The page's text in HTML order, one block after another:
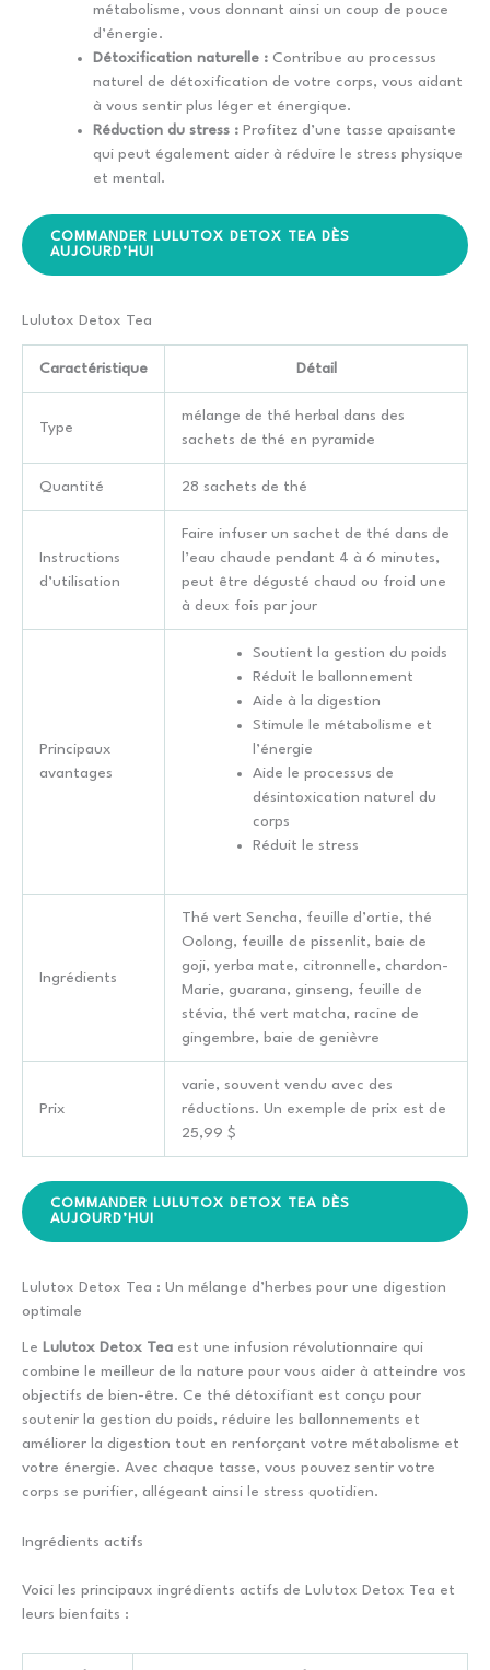
métabolisme, vous donnant ainsi un coup de pouce
d’énergie.
Détoxification naturelle : Contribue au processus
naturel de détoxification de votre corps, vous aidant
à vous sentir plus léger et énergique.
Réduction du stress : Profitez d’une tasse apaisante
qui peut également aider à réduire le stress physique
et mental.
COMMANDER LULUTOX DETOX TEA DÈS
AUJOURD’HUI
Lulutox Detox Tea
Caractéristique Détail
Type
mélange de thé herbal dans des
sachets de thé en pyramide
Quantité 28 sachets de thé
Instructions
d’utilisation
Faire infuser un sachet de thé dans de
l’eau chaude pendant 4 à 6 minutes,
peut être dégusté chaud ou froid une
à deux fois par jour
Principaux
avantages
Soutient la gestion du poids
Réduit le ballonnement
Aide à la digestion
Stimule le métabolisme et
l’énergie
Aide le processus de
désintoxication naturel du
corps
Réduit le stress
Ingrédients
Thé vert Sencha, feuille d’ortie, thé
Oolong, feuille de pissenlit, baie de
goji, yerba mate, citronnelle, chardon-
Marie, guarana, ginseng, feuille de
stévia, thé vert matcha, racine de
gingembre, baie de genièvre
Prix
varie, souvent vendu avec des
réductions. Un exemple de prix est de
25,99 $
COMMANDER LULUTOX DETOX TEA DÈS
AUJOURD’HUI
Lulutox Detox Tea : Un mélange d’herbes pour une digestion
optimale
Le Lulutox Detox Tea est une infusion révolutionnaire qui
combine le meilleur de la nature pour vous aider à atteindre vos
objectifs de bien-être. Ce thé détoxifiant est conçu pour
soutenir la gestion du poids, réduire les ballonnements et
améliorer la digestion tout en renforçant votre métabolisme et
votre énergie. Avec chaque tasse, vous pouvez sentir votre
corps se purifier, allégeant ainsi le stress quotidien.
Ingrédients actifs
Voici les principaux ingrédients actifs de Lulutox Detox Tea et
leurs bienfaits :